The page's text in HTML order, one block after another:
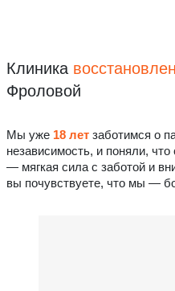
Клиника
Фроловой
Мы уже 18 лет заботимся о
независимость, и поняли,
— мягкая сила с заботой и
вы почувствуете, что мы —